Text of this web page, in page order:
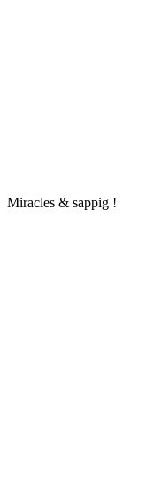
Miracles & sappig !